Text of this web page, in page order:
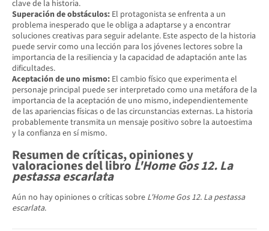
clave de la historia.
Superación de obstáculos: El protagonista se enfrenta a un
problema inesperado que le obliga a adaptarse y a encontrar
soluciones creativas para seguir adelante. Este aspecto de la historia
puede servir como una lección para los jóvenes lectores sobre la
importancia de la resiliencia y la capacidad de adaptación ante las
dificultades.
Aceptación de uno mismo: El cambio físico que experimenta el
personaje principal puede ser interpretado como una metáfora de la
importancia de la aceptación de uno mismo, independientemente
de las apariencias físicas o de las circunstancias externas. La historia
probablemente transmita un mensaje positivo sobre la autoestima
y la confianza en sí mismo.
Resumen de críticas, opiniones y
valoraciones del libroL'Home Gos 12. La
pestassa escarlata
Aún no hay opiniones o críticas sobre L'Home Gos 12. La pestassa
escarlata.